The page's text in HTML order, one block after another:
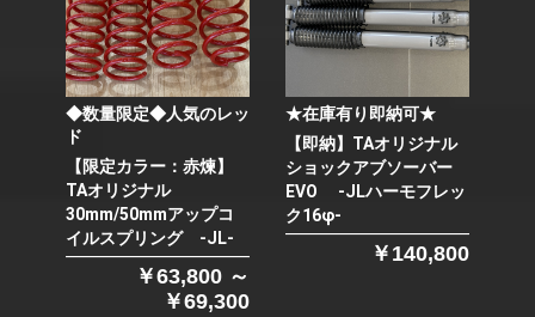
◆数量限定◆人気のレッ
ド
【限定カラー：赤煉】
TAオリジナル
30mm/50mmアップコ
イルスプリング -JL-
￥63,800 ～
￥69,300
★在庫有り即納可★
【即納】TAオリジナル
ショックアブソーバー
EVO -JLハーモフレッ
ク16φ-
￥140,800